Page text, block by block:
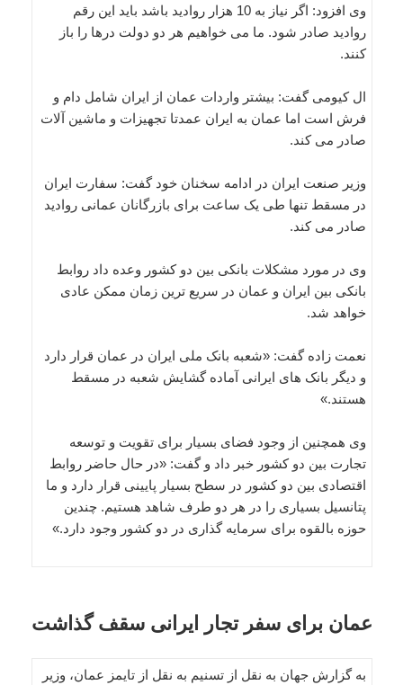
وی افزود: اگر نیاز به 10 هزار روادید باشد باید این رقم
روادید صادر شود. ما می خواهیم هر دو دولت درها را باز
کنند.
ال کیومی گفت: بیشتر واردات عمان از ایران شامل دام و
فرش است اما عمان به ایران عمدتا تجهیزات و ماشین آلات
صادر می کند.
وزیر صنعت ایران در ادامه سخنان خود گفت: سفارت ایران
در مسقط تنها طی یک ساعت برای بازرگانان عمانی روادید
صادر می کند.
وی در مورد مشکلات بانکی بین دو کشور وعده داد روابط
بانکی بین ایران و عمان در سریع ترین زمان ممکن عادی
خواهد شد.
نعمت زاده گفت: «شعبه بانک ملی ایران در عمان قرار دارد
و دیگر بانک های ایرانی آماده گشایش شعبه در مسقط
هستند.»
وی همچنین از وجود فضای بسیار برای تقویت و توسعه
تجارت بین دو کشور خبر داد و گفت: «در حال حاضر روابط
اقتصادی بین دو کشور در سطح بسیار پایینی قرار دارد و ما
پتانسیل بسیاری را در هر دو طرف شاهد هستیم. چندین
حوزه بالقوه برای سرمایه گذاری در دو کشور وجود دارد.»
عمان برای سفر تجار ایرانی سقف گذاشت
به گزارش جهان به نقل از تسنیم به نقل از تایمز عمان، وزیر